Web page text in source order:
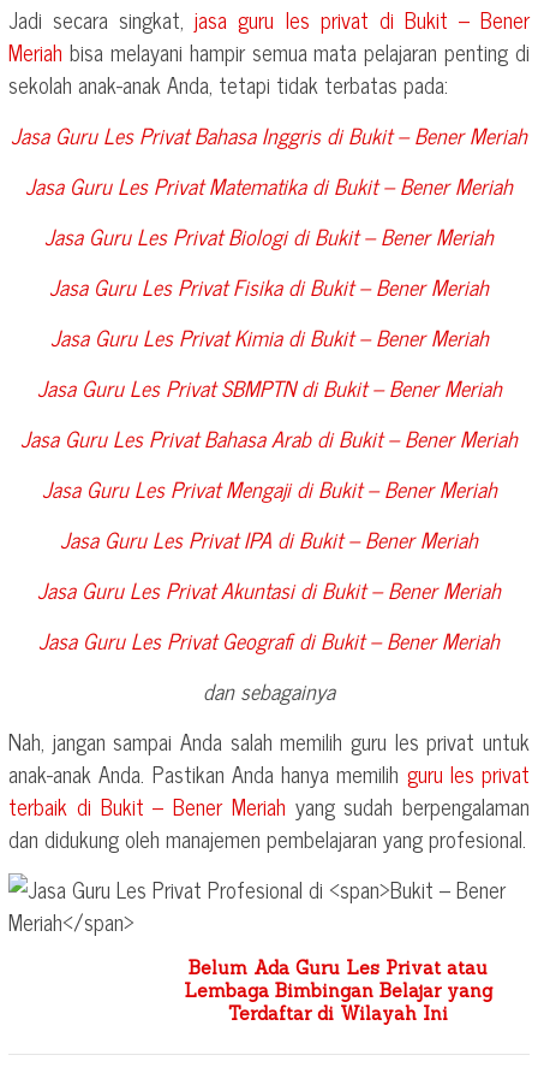
Jadi secara singkat,jasa guru les privat di Bukit – Bener
Meriah bisa melayani hampir semua mata pelajaran penting di
sekolah anak-anak Anda, tetapi tidak terbatas pada:
Jasa Guru Les Privat Bahasa Inggris diBukit – Bener Meriah
Jasa Guru Les Privat Matematika diBukit – Bener Meriah
Jasa Guru Les Privat Biologi diBukit – Bener Meriah
Jasa Guru Les Privat Fisika diBukit – Bener Meriah
Jasa Guru Les Privat Kimia diBukit – Bener Meriah
Jasa Guru Les Privat SBMPTN diBukit – Bener Meriah
Jasa Guru Les Privat Bahasa Arab diBukit – Bener Meriah
Jasa Guru Les Privat Mengaji diBukit – Bener Meriah
Jasa Guru Les Privat IPA diBukit – Bener Meriah
Jasa Guru Les Privat Akuntasi diBukit – Bener Meriah
Jasa Guru Les Privat Geografi diBukit – Bener Meriah
dan sebagainya
Nah, jangan sampai Anda salah memilih guru les privat untuk
anak-anak Anda. Pastikan Anda hanya memilih guru les privat
terbaik di Bukit – Bener Meriah yang sudah berpengalaman
dan didukung oleh manajemen pembelajaran yang profesional.
Belum Ada Guru Les Privat atau
Lembaga Bimbingan Belajar yang
Terdaftar di Wilayah Ini